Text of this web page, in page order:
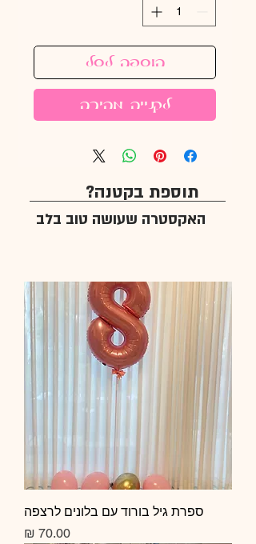
הוספה לסל
לקנייה מהירה
תוספת בקטנה?
האקסטרה שעושה טוב בלב
ספרת גיל בורוד עם בלונים לרצפה
מחיר